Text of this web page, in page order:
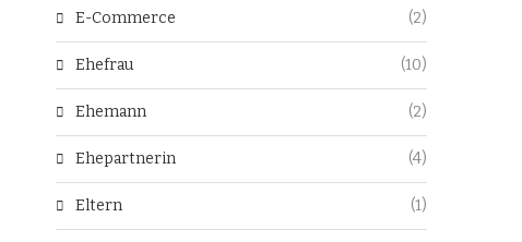
E-Commerce (2)
Ehefrau (10)
Ehemann (2)
Ehepartnerin (4)
Eltern (1)